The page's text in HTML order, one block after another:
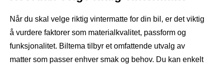
Når du skal velge riktig vintermatte for din bil, er det viktig
å vurdere faktorer som materialkvalitet, passform og
funksjonalitet. Biltema tilbyr et omfattende utvalg av
matter som passer enhver smak og behov. Du kan enkelt